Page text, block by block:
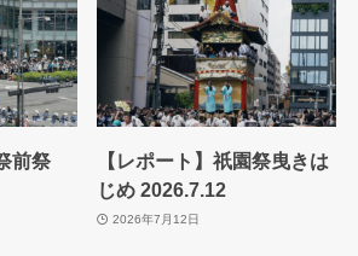
前祭
【レポート】祇園祭曳きは
じめ 2026.7.12
2026年7月12日